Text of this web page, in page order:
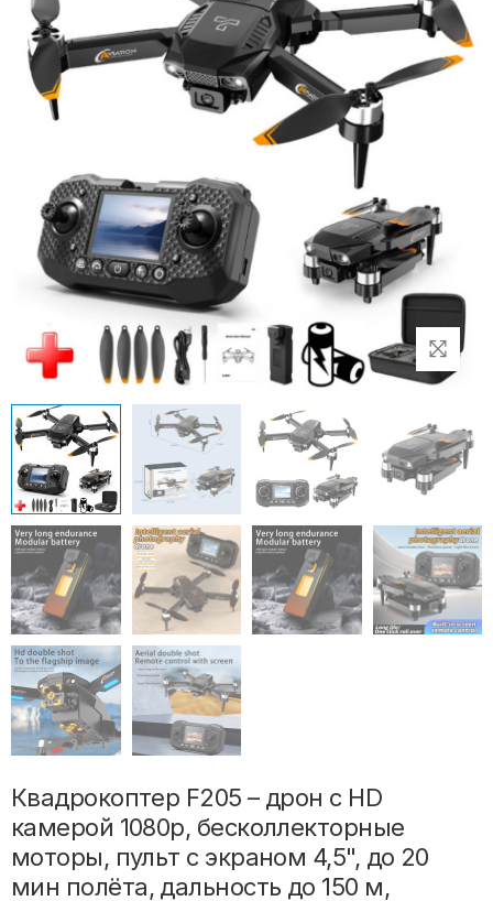
Квадрокоптер F205 – дрон с HD
камерой 1080p, бесколлекторные
моторы, пульт с экраном 4,5", до 20
мин полёта, дальность до 150 м,